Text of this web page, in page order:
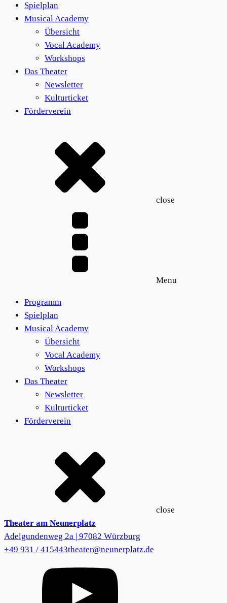
Spielplan
Musical Academy
Übersicht
Vocal Academy
Workshops
Das Theater
Newsletter
Kulturticket
Förderverein
close
Menu
Programm
Spielplan
Musical Academy
Übersicht
Vocal Academy
Workshops
Das Theater
Newsletter
Kulturticket
Förderverein
close
Theater am Neunerplatz
Adelgundenweg 2a | 97082 Würzburg
+49 931 / 415443theater@neunerplatz.de